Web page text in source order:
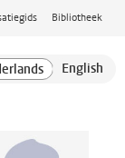
Bibliotheek